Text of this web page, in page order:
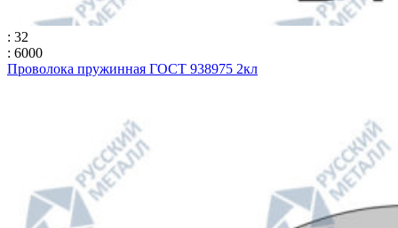
: 32
: 6000
Проволока пружинная ГОСТ 938975 2кл